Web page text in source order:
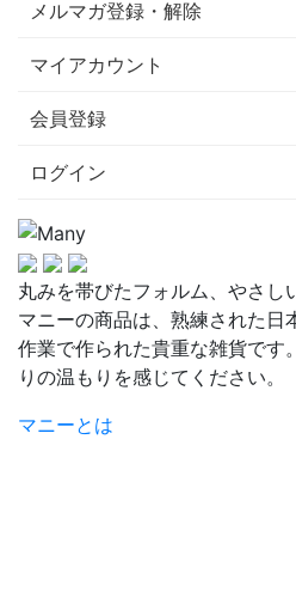
メルマガ登録・解除
マイアカウント
会員登録
ログイン
丸みを帯びたフォルム、やさし
マニーの商品は、熟練された日
作業で作られた貴重な雑貨です
りの温もりを感じてください。
マニーとは